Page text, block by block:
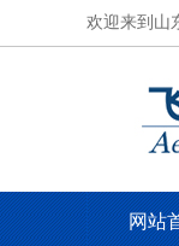
欢迎来到山
网站